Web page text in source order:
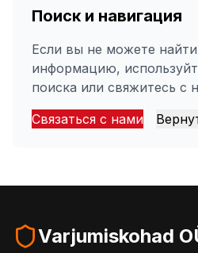
Поиск и навигация
Если вы не можете
информацию,
поиска или свяжитесь с
Связаться с нами
Varjumiskohad